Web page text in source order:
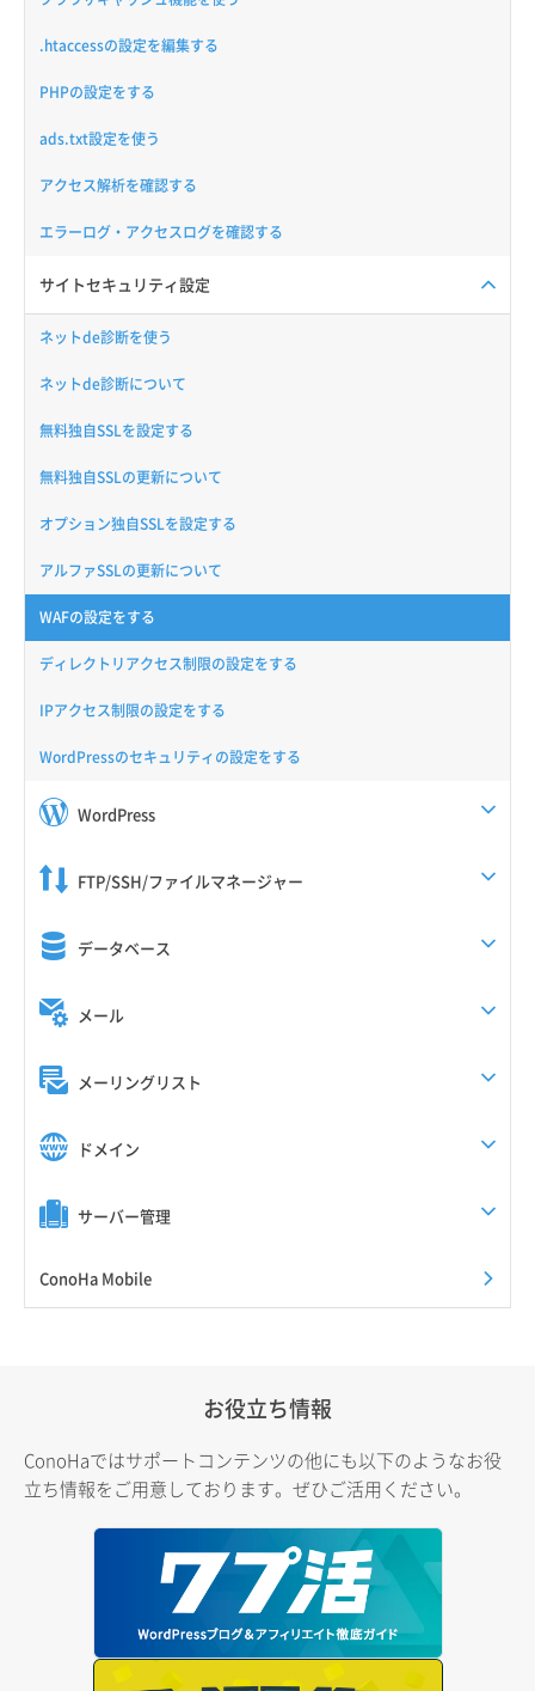
.htaccessの設定を編集する
PHPの設定をする
ads.txt設定を使う
アクセス解析を確認する
エラーログ・アクセスログを確認する
サイトセキュリティ設定
ネットde診断を使う
ネットde診断について
無料独自SSLを設定する
無料独自SSLの更新について
オプション独自SSLを設定する
アルファSSLの更新について
WAFの設定をする
ディレクトリアクセス制限の設定をする
IPアクセス制限の設定をする
WordPressのセキュリティの設定をする
WordPress
FTP/SSH/ファイルマネージャー
データベース
メール
メーリングリスト
ドメイン
サーバー管理
ConoHa Mobile
お役立ち情報
ConoHaではサポートコンテンツの他にも以下のようなお役
立ち情報をご用意しております。ぜひご活用ください。